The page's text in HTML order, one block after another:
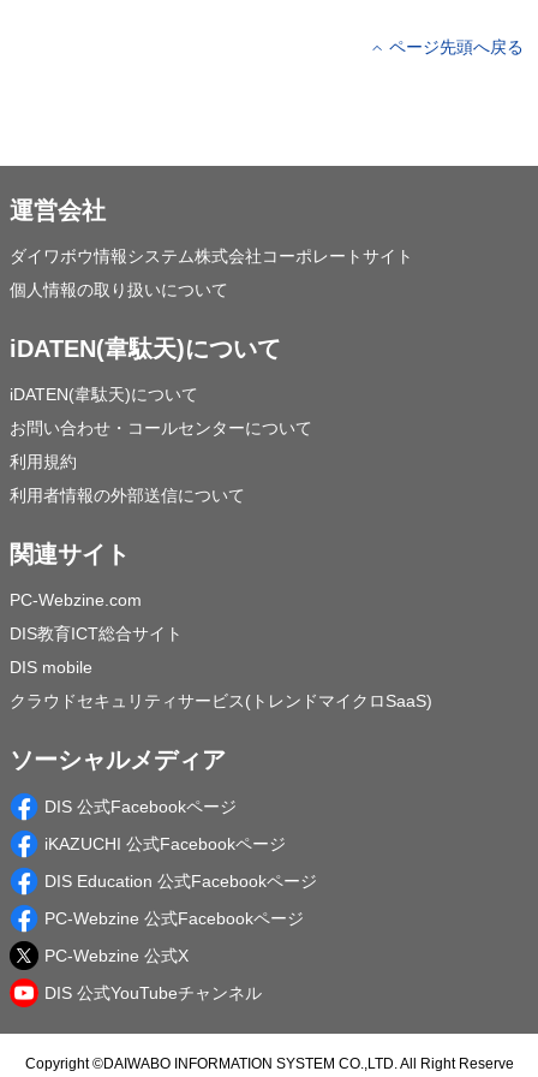
ページ先頭へ戻る
運営会社
ダイワボウ情報システム株式会社コーポレートサイト
個人情報の取り扱いについて
iDATEN(韋駄天)について
iDATEN(韋駄天)について
お問い合わせ・コールセンターについて
利用規約
利用者情報の外部送信について
関連サイト
PC-Webzine.com
DIS教育ICT総合サイト
DIS mobile
クラウドセキュリティサービス(トレンドマイクロSaaS)
ソーシャルメディア
DIS 公式Facebookページ
iKAZUCHI 公式Facebookページ
DIS Education 公式Facebookページ
PC-Webzine 公式Facebookページ
PC-Webzine 公式X
DIS 公式YouTubeチャンネル
Copyright ©DAIWABO INFORMATION SYSTEM CO.,LTD.All Right Reserve